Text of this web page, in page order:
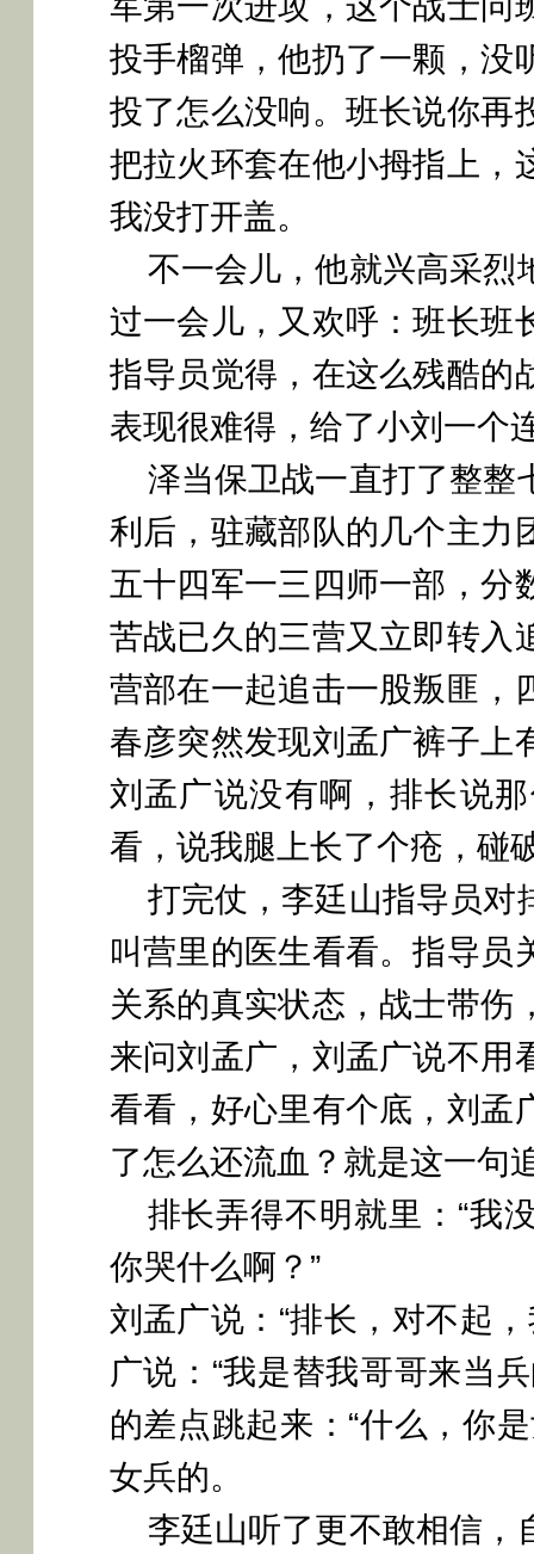
投手榴弹，他扔了一颗，没
投了怎么没响。班长说你再
把拉火环套在他小拇指上，
我没打开盖。
不一会儿，他就兴高采烈
过一会儿，又欢呼：班长班
指导员觉得，在这么残酷的
表现很难得，给了小刘一个
泽当保卫战一直打了整整
利后，驻藏部队的几个主力
五十四军一三四师一部，分
苦战已久的三营又立即转入
营部在一起追击一股叛匪，
春彦突然发现刘孟广裤子上
刘孟广说没有啊，排长说
看，说我腿上长了个疮，碰
打完仗，李廷山指导员对
叫营里的医生看看。指导员
关系的真实状态，战士带伤
来问刘孟广，刘孟广说不用
看看，好心里有个底，刘孟
了怎么还流血？就是这一句
排长弄得不明就里： “我
你哭什么啊？”
刘孟广说： “排长，对不起
广说：“我是替我哥哥来当
的差点跳起来：“什么，你
女兵的。
李廷山听了更不敢相信，